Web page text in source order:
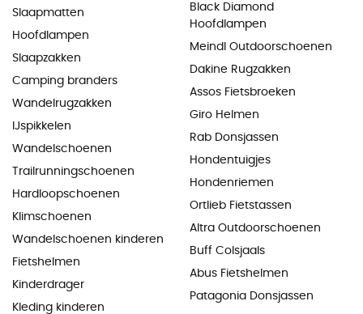
Slaapmatten
Hoofdlampen
Slaapzakken
Camping branders
Wandelrugzakken
IJspikkelen
Wandelschoenen
Trailrunningschoenen
Hardloopschoenen
Klimschoenen
Wandelschoenen kinderen
Fietshelmen
Kinderdrager
Kleding kinderen
Black Diamond
Hoofdlampen
Meindl Outdoorschoenen
Dakine Rugzakken
Assos Fietsbroeken
Giro Helmen
Rab Donsjassen
Hondentuigjes
Hondenriemen
Ortlieb Fietstassen
Altra Outdoorschoenen
Buff Colsjaals
Abus Fietshelmen
Patagonia Donsjassen